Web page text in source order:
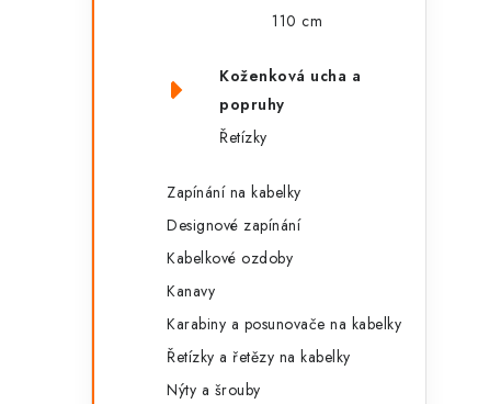
110 cm
Koženková ucha a
popruhy
Řetízky
Zapínání na kabelky
Designové zapínání
Kabelkové ozdoby
Kanavy
Karabiny a posunovače na kabelky
Řetízky a řetězy na kabelky
Nýty a šrouby